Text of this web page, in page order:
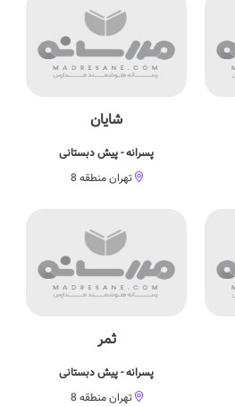
شایان
پسرانه - پیش دبستانی
تهران منطقه 8
ثمر
پسرانه - پیش دبستانی
تهران منطقه 8